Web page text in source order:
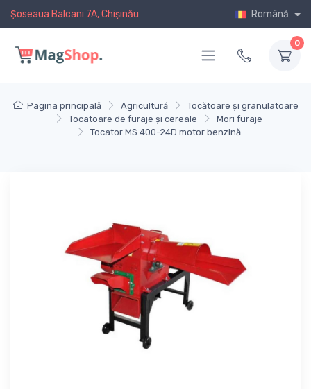
Șoseaua Balcani 7A, Chișinău Română
0
Pagina principală Agricultură
Tocătoare și granulatoare
Tocatoare de furaje și cereale
Mori furaje
Tocator MS 400-24D motor benzină